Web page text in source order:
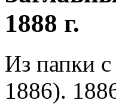
1888 г.
Из папки
1886).